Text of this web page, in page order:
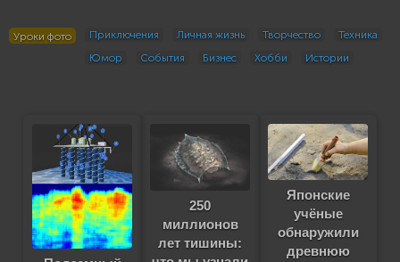
Уроки фото Приключения Личная жизнь Творчество
Техника
Юмор
События Бизнес Хобби Истории
250
миллионов
лет тишины:
Японские
учёные
обнаружили
древнюю